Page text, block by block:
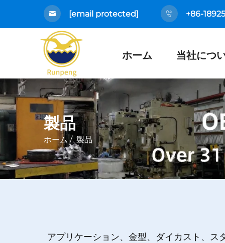
[email protected] +86-
ホーム 当社につ
製品
ホーム/製品
アプリケーション、金型、ダイカスト、